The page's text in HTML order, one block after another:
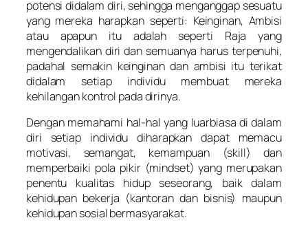
potensi didalam diri, sehingga menganggap sesuatu
yang mereka harapkan seperti: Keinginan, Ambisi
atau apapun itu adalah seperti Raja yang
mengendalikan diri dan semuanya harus terpenuhi,
padahal semakin keinginan dan ambisi itu terikat
didalam setiap individu membuat mereka
kehilangan kontrol pada dirinya.
Dengan memahami hal-hal yang luarbiasa di dalam
diri setiap individu diharapkan dapat memacu
motivasi, semangat, kemampuan (skill) dan
memperbaiki pola pikir (mindset) yang merupakan
penentu kualitas hidup seseorang, baik dalam
kehidupan bekerja (kantoran dan bisnis) maupun
kehidupan sosial bermasyarakat.